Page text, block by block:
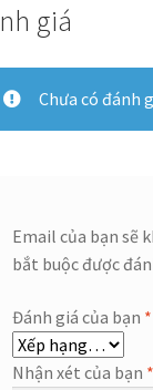
giá
Chưa có đánh
Email của bạn sẽ
bắt buộc được
Đánh giá của bạn *
Nhận xét của bạn *